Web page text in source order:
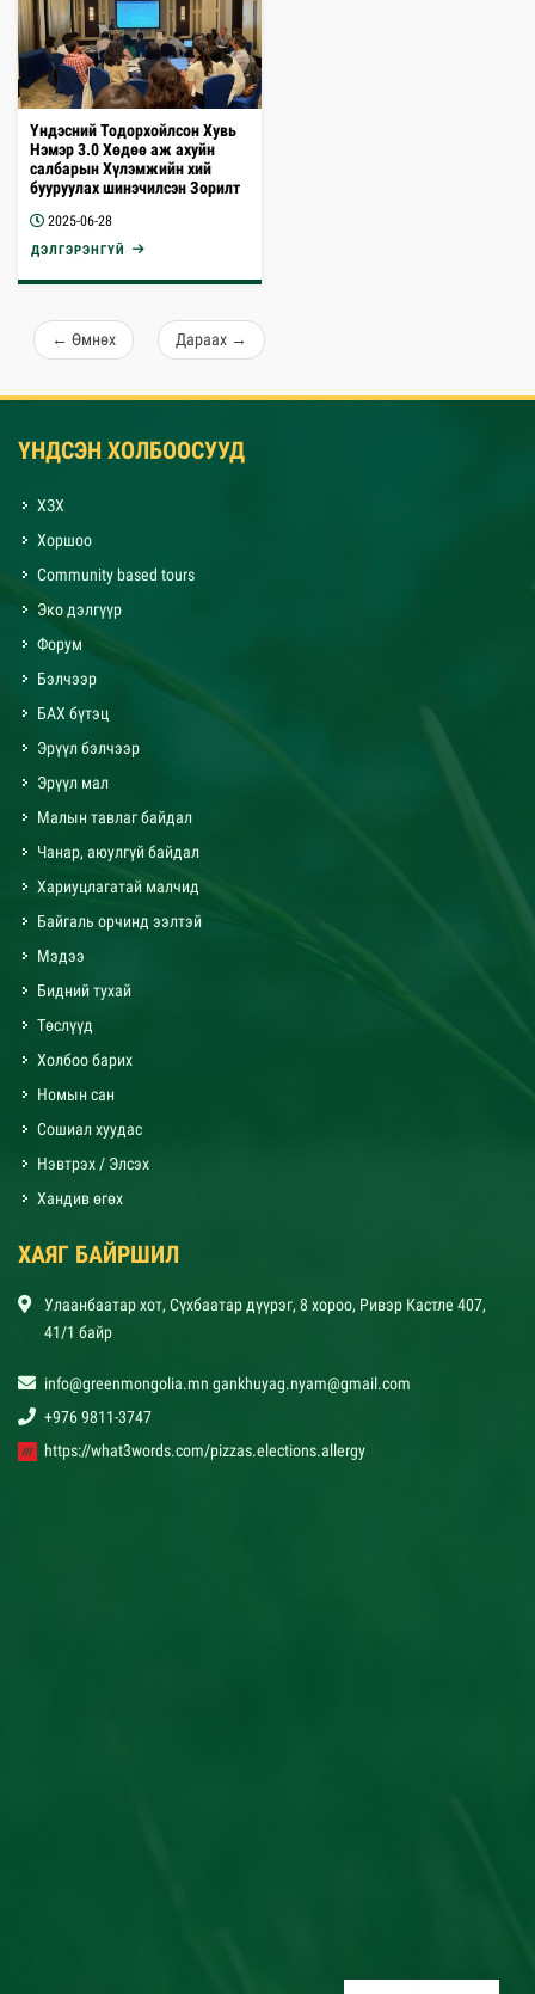
Үндэсний Тодорхойлсон Хувь
Нэмэр 3.0 Хөдөө аж ахуйн
салбарын Хүлэмжийн хий
бууруулах шинэчилсэн Зорилт
хэлэлцэх уулзалт зохион
байгуулагдлаа
2025-06-28
ДЭЛГЭРЭНГҮЙ
← Өмнөх Дараах →
ҮНДСЭН ХОЛБООСУУД
ХЗХ
Хоршоо
Community based tours
Эко дэлгүүр
Форум
Бэлчээр
БАХ бүтэц
Эрүүл бэлчээр
Эрүүл мал
Малын тавлаг байдал
Чанар, аюулгүй байдал
Хариуцлагатай малчид
Байгаль орчинд ээлтэй
Мэдээ
Бидний тухай
Төслүүд
Холбоо барих
Номын сан
Сошиал хуудас
Нэвтрэх / Элсэх
Хандив өгөх
ХАЯГ БАЙРШИЛ
Улаанбаатар хот, Сүхбаатар дүүрэг, 8 хороо, Ривэр Кастле 407,
41/1 байр
info@greenmongolia.mn gankhuyag.nyam@gmail.com
+976 9811-3747
https://what3words.com/pizzas.elections.allergy